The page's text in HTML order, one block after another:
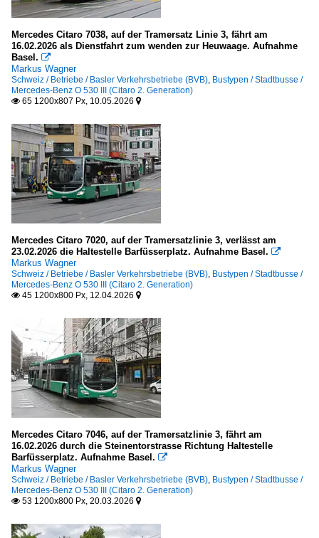
Mercedes Citaro 7038, auf der Tramersatz Linie 3, fährt am
16.02.2026 als Dienstfahrt zum wenden zur Heuwaage. Aufnahme
Basel. 
Markus Wagner
Schweiz / Betriebe / Basler Verkehrsbetriebe (BVB), Bustypen / Stadtbusse /
Mercedes-Benz O 530 III (Citaro 2. Generation)
 65 1200x807 Px, 10.05.2026 
Mercedes Citaro 7020, auf der Tramersatzlinie 3, verlässt am
23.02.2026 die Haltestelle Barfüsserplatz. Aufnahme Basel. 
Markus Wagner
Schweiz / Betriebe / Basler Verkehrsbetriebe (BVB), Bustypen / Stadtbusse /
Mercedes-Benz O 530 III (Citaro 2. Generation)
 45 1200x800 Px, 12.04.2026 
Mercedes Citaro 7046, auf der Tramersatzlinie 3, fährt am
16.02.2026 durch die Steinentorstrasse Richtung Haltestelle
Barfüsserplatz. Aufnahme Basel. 
Markus Wagner
Schweiz / Betriebe / Basler Verkehrsbetriebe (BVB), Bustypen / Stadtbusse /
Mercedes-Benz O 530 III (Citaro 2. Generation)
 53 1200x800 Px, 20.03.2026 